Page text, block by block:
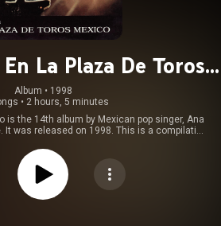
La Plaza De Toros
México
Album • 1998
• 2 hours, 5 minutes
is the 14th album by Mexican pop singer, Ana
It was released on 1998. This is a compilation
composer José Alfredo Jiménez and
was presented in a package of two cds and
it was edited again in 2007 with a DVD format. From Wikipedia (
...En_l...) under Creative Commons Attribution
creativecommons.org/licenses/...